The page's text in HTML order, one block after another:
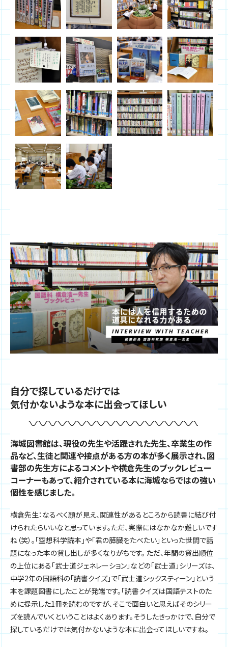
自分で探しているだけでは
気付かないような本に出会ってほしい
海城図書館は、現役の先生や活躍された先生、卒業生の作
品など、生徒と関連や接点がある方の本が多く展示され、図
書部の先生方によるコメントや横倉先生のブックレビュー
コーナーもあって、紹介されている本に海城ならではの強い
個性を感じました。
横倉先生：なるべく顔が見え、関連性があるところから読書に結び付
けられたらいいなと思っています。ただ、実際にはなかなか難しいです
ね（笑）。「空想科学読本」や「君の膵臓をたべたい」といった世間で話
題になった本の貸し出しが多くなりがちです。 ただ、年間の貸出順位
の上位にある「武士道ジェネレーション」などの「武士道」シリーズは、
中学2年の国語科の「読書クイズ」で「武士道シックスティーン」という
本を課題図書にしたことが発端です。「読書クイズは国語テストのた
めに提示した1冊を読むのですが、そこで面白いと思えばそのシリー
ズを読んでいくということはよくあります。そうしたきっかけで、自分で
探しているだけでは気付かないような本に出会ってほしいですね。